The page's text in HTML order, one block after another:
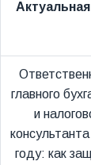
главного
и
году: как